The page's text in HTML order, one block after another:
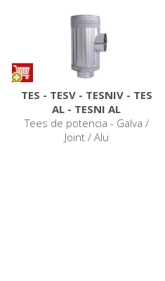
TES - TESV - TESNIV - TES
AL - TESNI AL
Tees de potencia - Galva /
Joint / Alu